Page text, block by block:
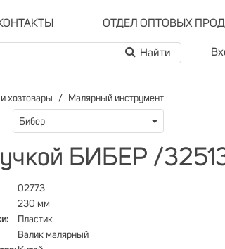
ОТДЕЛ ОПТОВЫХ
хозтовары Малярный инструмент
Бибер
БИБЕР /
02773
230 мм
Пластик
Валик малярный